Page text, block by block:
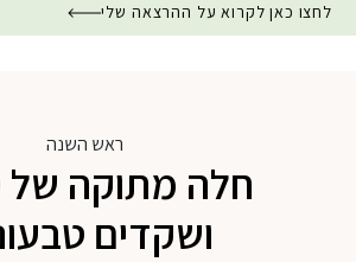
לחצו כאן לקרוא על ההרצאה שלי
ראש השנה
חלה מתוקה של
ושקדים